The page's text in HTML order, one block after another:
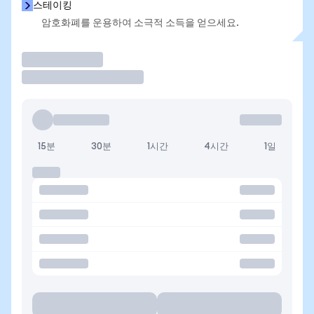
스테이킹
암호화폐를 운용하여 소극적 소득을 얻으세요.
15분 30분 1시간 4시간 1일